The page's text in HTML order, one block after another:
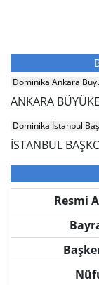
Dominika Ankara
ANKARA
Dominika İstanbul
İSTANBUL
Resmi